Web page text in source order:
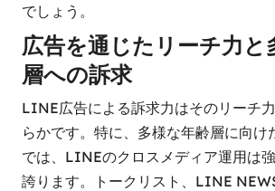
でしょう。
広告を通じたリーチ力と
層への訴求
LINE広告による訴求力はそのリーチ
らかです。特に、多様な年齢層に向け
では、LINEのクロスメディア運用は
誇ります。トークリスト、LINE